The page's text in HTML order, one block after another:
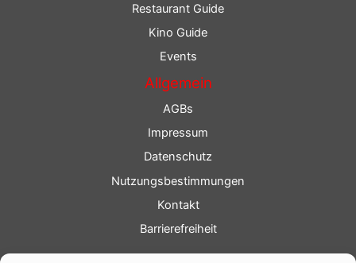
Restaurant Guide
Kino Guide
Events
Allgemein
AGBs
Impressum
Datenschutz
Nutzungsbestimmungen
Kontakt
Barrierefreiheit